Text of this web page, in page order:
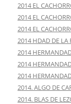
2014 EL
2014 EL
2014 EL
2014 HDAD DE LA
2014
2014
2014
2014. ALGO DE
2014. BLAS DE